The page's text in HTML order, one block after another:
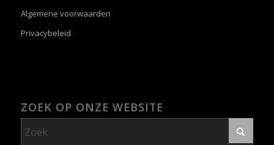
Algemene voorwaarden
Privacybeleid
ZOEK OP ONZE WEBSITE